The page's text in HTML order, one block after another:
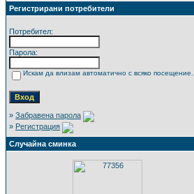
Регистрирани потребители
Потребител:
Парола:
Искам да влизам автоматично с всяко посещение.
» Забравена парола
» Регистрация
Случайна сминка